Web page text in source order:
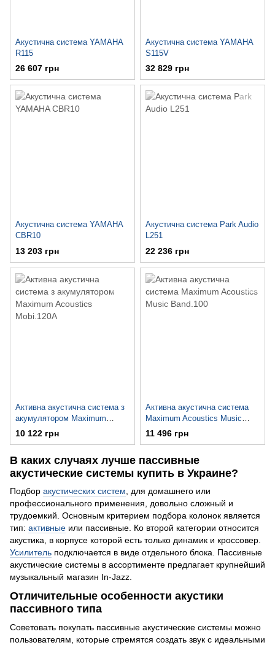
Акустична система YAMAHA
R115
26 607 грн
Акустична система YAMAHA
S115V
32 829 грн
Акустична система YAMAHA
CBR10
13 203 грн
Акустична система Park Audio
L251
22 236 грн
Активна акустична система з
акумулятором Maximum
Acoustics Mobi.120A
10 122 грн
Активна акустична система
Maximum Acoustics Music
Band.100
11 496 грн
В каких случаях лучше пассивные
акустические системы купить в Украине?
Подбор акустических систем , для домашнего или
профессионального применения, довольно сложный и
трудоемкий. Основным критерием подбора колонок является
тип: активные или пассивные. Ко второй категории относится
акустика, в корпусе которой есть только динамик и кроссовер.
Усилитель подключается в виде отдельного блока. Пассивные
акустические системы в ассортименте предлагает крупнейший
музыкальный магазин In-Jazz.
Отличительные особенности акустики
пассивного типа
Советовать покупать пассивные акустические системы можно
пользователям, которые стремятся создать звук с идеальными